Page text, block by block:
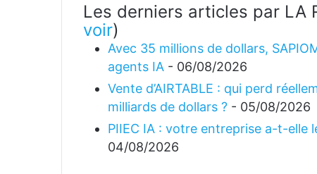
Les derniers articles par LA
voir)
Avec 35 millions de dollars,
agents IA - 06/08/2026
Vente d’AIRTABLE : qui perd
milliards de dollars ? - 05/08/2026
PIIEC IA : votre entreprise a-t-
04/08/2026